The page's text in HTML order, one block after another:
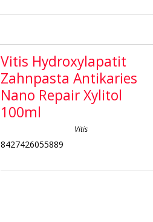
Vitis Hydroxylapatit
Zahnpasta Antikaries
Nano Repair Xylitol
100ml
Vitis
8427426055889